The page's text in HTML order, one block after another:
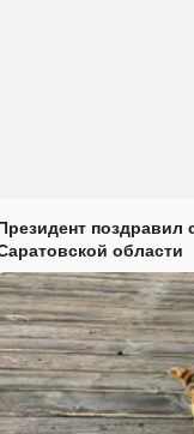
поздравил
области